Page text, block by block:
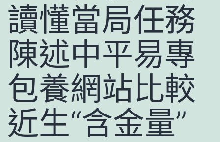
讀懂當局任務
陳述中平易專
包養網站比較
近生“含金量”